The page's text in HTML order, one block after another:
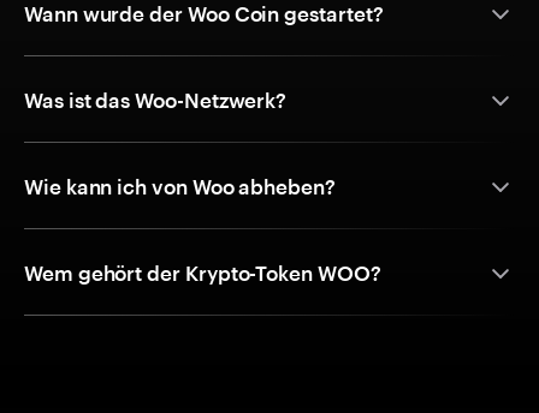
Wann wurde der Woo Coin gestartet?
Was ist das Woo-Netzwerk?
Wie kann ich von Woo abheben?
Wem gehört der Krypto-Token WOO?